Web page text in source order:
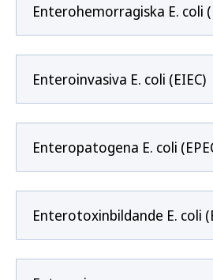
Enterohemorragiska E. coli
Enteroinvasiva E. coli (EIEC)
Enteropatogena E. coli
Enterotoxinbildande E. coli